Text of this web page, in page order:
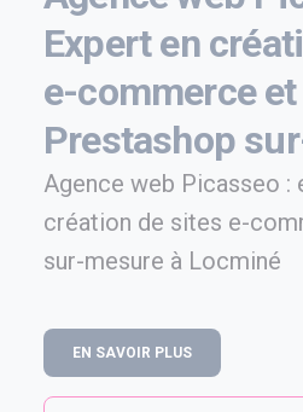
Expert en
e-commerce
Prestashop
Agence web Picasseo :
création de sites e-
sur-mesure à Locminé
EN SAVOIR PLUS